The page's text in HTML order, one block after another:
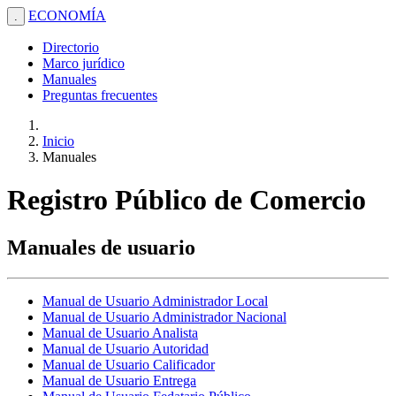
. ECONOMÍA
Directorio
Marco jurídico
Manuales
Preguntas frecuentes
Inicio
Manuales
Registro Público de Comercio
Manuales de usuario
Manual de Usuario Administrador Local
Manual de Usuario Administrador Nacional
Manual de Usuario Analista
Manual de Usuario Autoridad
Manual de Usuario Calificador
Manual de Usuario Entrega